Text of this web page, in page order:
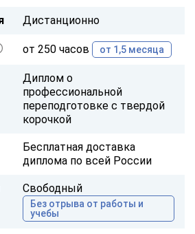
Дистанционно
от 250 часов от 1,5 месяца
Диплом о
профессиональной
переподготовке с твердой
корочкой
Бесплатная доставка
диплома по всей России
Свободный
Без отрыва от работы и
учебы